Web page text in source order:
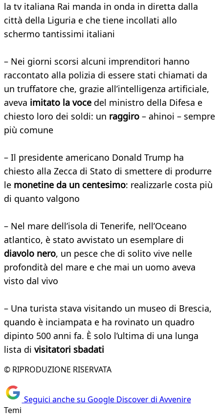
la tv italiana Rai manda in onda in diretta dalla
città della Liguria e che tiene incollati allo
schermo tantissimi italiani
– Nei giorni scorsi alcuni imprenditori hanno
raccontato alla polizia di essere stati chiamati da
un truffatore che, grazie all’intelligenza artificiale,
aveva imitato la voce del ministro della Difesa e
chiesto loro dei soldi: un raggiro – ahinoi – sempre
più comune
– Il presidente americano Donald Trump ha
chiesto alla Zecca di Stato di smettere di produrre
le monetine da un centesimo: realizzarle costa più
di quanto valgono
– Nel mare dell’isola di Tenerife, nell’Oceano
atlantico, è stato avvistato un esemplare di
diavolo nero, un pesce che di solito vive nelle
profondità del mare e che mai un uomo aveva
visto dal vivo
– Una turista stava visitando un museo di Brescia,
quando è inciampata e ha rovinato un quadro
dipinto 500 anni fa. È solo l’ultima di una lunga
lista di visitatori sbadati
© RIPRODUZIONE RISERVATA
Seguici anche su Google Discover di Avvenire
Temi